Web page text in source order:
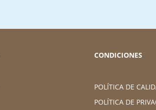
CONDICIONES
POLÍTICA DE
POLÍTICA DE